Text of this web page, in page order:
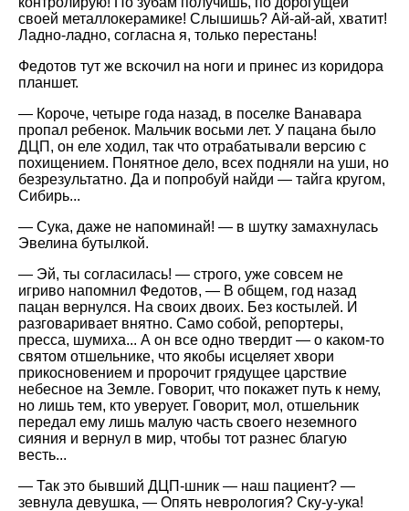
своей металлокерамике! Слышишь? Ай-ай-ай, хватит!
Ладно-ладно, согласна я, только перестань!
Федотов тут же вскочил на ноги и принес из коридора
планшет.
— Короче, четыре года назад, в поселке Ванавара
пропал ребенок. Мальчик восьми лет. У пацана было
ДЦП, он еле ходил, так что отрабатывали версию с
похищением. Понятное дело, всех подняли на уши, но
безрезультатно. Да и попробуй найди — тайга кругом,
Сибирь...
— Сука, даже не напоминай! — в шутку замахнулась
Эвелина бутылкой.
— Эй, ты согласилась! — строго, уже совсем не
игриво напомнил Федотов, — В общем, год назад
пацан вернулся. На своих двоих. Без костылей. И
разговаривает внятно. Само собой, репортеры,
пресса, шумиха... А он все одно твердит — о каком-то
святом отшельнике, что якобы исцеляет хвори
прикосновением и пророчит грядущее царствие
небесное на Земле. Говорит, что покажет путь к нему,
но лишь тем, кто уверует. Говорит, мол, отшельник
передал ему лишь малую часть своего неземного
сияния и вернул в мир, чтобы тот разнес благую
весть...
— Так это бывший ДЦП-шник — наш пациент? —
зевнула девушка, — Опять неврология? Ску-у-ука!